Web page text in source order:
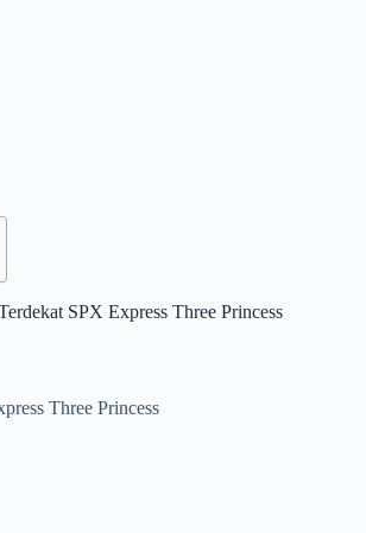
SPX Express Three Princess
Three Princess